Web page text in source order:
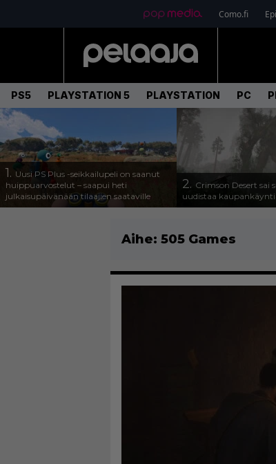
Como.fi
PS5 PLAYSTATION 5 PLAYSTATION PC
1. Uusi PS Plus -seikkailupeli on saanut
huippuarvostelut – saapui heti
julkaisupäivänään tilaajien saataville
2. Crimson Desert sai
uudistaa
Aihe: 505 Games